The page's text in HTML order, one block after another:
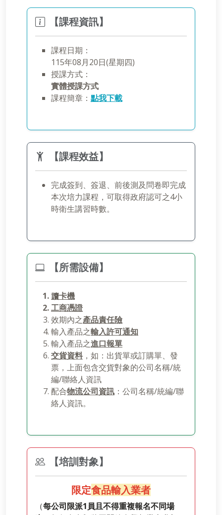
【課程資訊】
課程日期：
115年08月20日(星期四)
授課方式：
實體授課方式
課程簡章： 點我下載
【課程效益】
完成簽到、簽退、前後測及問卷即完成
本次培力課程，可取得政府認可之4小
時衛生講習時數。
【所需設備】
讀卡機
工商憑證
效期內之產品責任險
輸入產品之輸入許可通知
輸入產品之進口報單
交貨資料 ，如：出貨單或訂購單、發
票，上面包含交貨對象的公司名稱/統
編/聯絡人資訊
配合物流公司資訊 ：公司名稱/統編/聯
絡人資訊。
【培訓對象】
限定食品輸入業者
（每公司限派1員且不得重複報名不同場